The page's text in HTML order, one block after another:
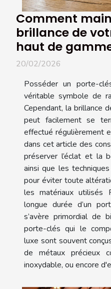
Comment
brillance de
haut de
20/02/2026
Posséder un porte-
véritable symbole de
Cependant, la brillance
peut facilement se
effectué régulièrement
dans cet article des
préserver l’éclat et la
ainsi que les
pour éviter toute
les matériaux utilisés
longue durée d’un
s’avère primordial de
porte-clés qui le
luxe sont souvent
de métaux précieux
inoxydable, ou encore